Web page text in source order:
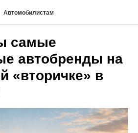
Автомобилистам
самые
автобренды на
«вторичке» в